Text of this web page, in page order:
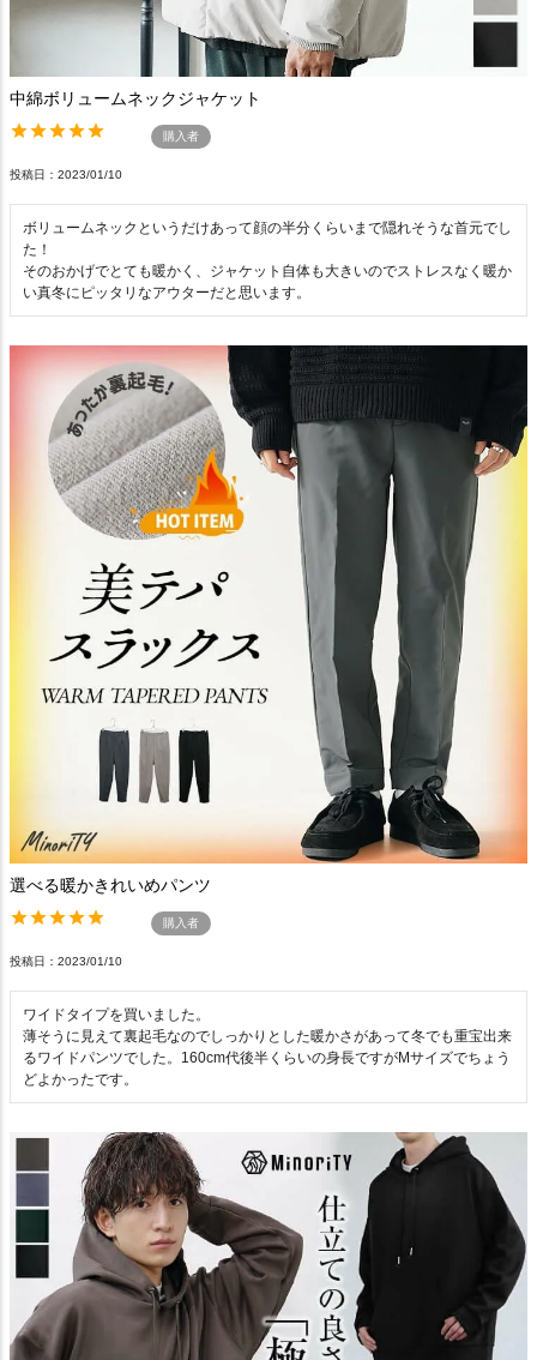
中綿ボリュームネックジャケット
購入者
投稿日 2023/01/10
ボリュームネックというだけあって顔の半分くらいまで隠れそうな首元でし
た！
そのおかげでとても暖かく、ジャケット自体も大きいのでストレスなく暖か
い真冬にピッタリなアウターだと思います。
選べる暖かきれいめパンツ
購入者
投稿日 2023/01/10
ワイドタイプを買いました。
薄そうに見えて裏起毛なのでしっかりとした暖かさがあって冬でも重宝出来
るワイドパンツでした。160cm代後半くらいの身長ですがMサイズでちょう
どよかったです。